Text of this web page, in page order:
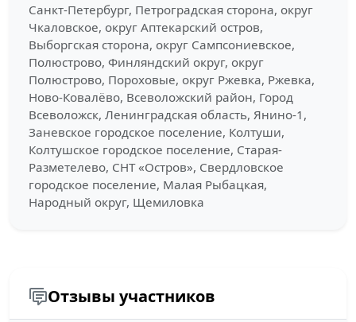
Санкт-Петербург, Петроградская сторона, округ
Чкаловское, округ Аптекарский остров,
Выборгская сторона, округ Сампсониевское,
Полюстрово, Финляндский округ, округ
Полюстрово, Пороховые, округ Ржевка, Ржевка,
Ново-Ковалёво, Всеволожский район, Город
Всеволожск, Ленинградская область, Янино-1,
Заневское городское поселение, Колтуши,
Колтушское городское поселение, Старая-
Разметелево, СНТ «Остров», Свердловское
городское поселение, Малая Рыбацкая,
Народный округ, Щемиловка
Отзывы участников